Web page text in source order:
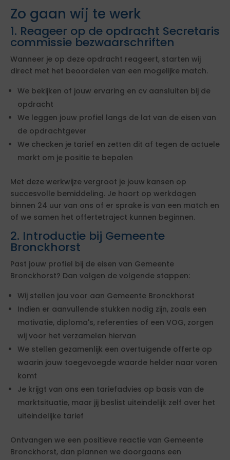
Zo gaan wij te werk
1. Reageer op de opdracht Secretaris
commissie bezwaarschriften
Wanneer je op deze opdracht reageert, starten wij
direct met het beoordelen van een mogelijke match.
We bekijken of jouw ervaring en cv aansluiten bij de
opdracht
We leggen jouw profiel langs de lat van de eisen van
de opdrachtgever
We checken je tarief en zetten dit af tegen de actuele
markt om je positie te bepalen
Met deze werkwijze vergroot je jouw kansen op
succesvolle bemiddeling. Je hoort op werkdagen
binnen 24 uur van ons of er sprake is van een match en
of we samen het offertetraject kunnen beginnen.
2. Introductie bij Gemeente
Bronckhorst
Past jouw profiel bij de eisen van Gemeente
Bronckhorst? Dan volgen de volgende stappen:
Wij stellen jou voor aan Gemeente Bronckhorst
Indien er aanvullende stukken nodig zijn, zoals een
motivatie, diploma's, referenties of een VOG, zorgen
wij voor het verzamelen hiervan
We stellen gezamenlijk een overtuigende offerte op
waarin jouw toegevoegde waarde helder naar voren
komt
Je krijgt van ons een tariefadvies op basis van de
marktsituatie, maar jij beslist uiteindelijk zelf over het
uiteindelijke tarief
Ontvangen we een positieve reactie van Gemeente
Bronckhorst, dan plannen we doorgaans een